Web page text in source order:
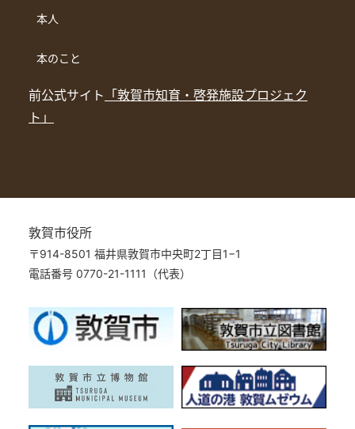
本人
本のこと
前公式サイト 「敦賀市知育・啓発施設プロジェク
ト」
敦賀市役所
〒914-8501 福井県敦賀市中央町2丁目1−1
電話番号 0770-21-1111（代表）